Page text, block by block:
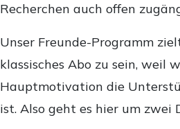
Recherchen auch offen
Unser Freunde-Programm
klassisches Abo zu sein, weil
Hauptmotivation die
ist. Also geht es hier um zwei